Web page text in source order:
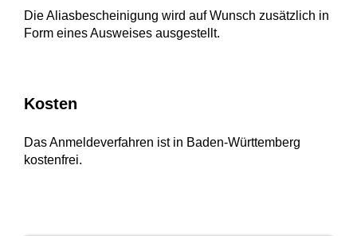
Die Aliasbescheinigung wird auf Wunsch zusätzlich in
Form eines Ausweises ausgestellt.
Kosten
Das Anmeldeverfahren ist in Baden-Württemberg
kostenfrei.